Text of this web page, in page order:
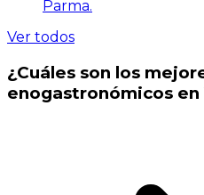
Parma.
Ver todos
¿Cuáles son los
enogastronómicos